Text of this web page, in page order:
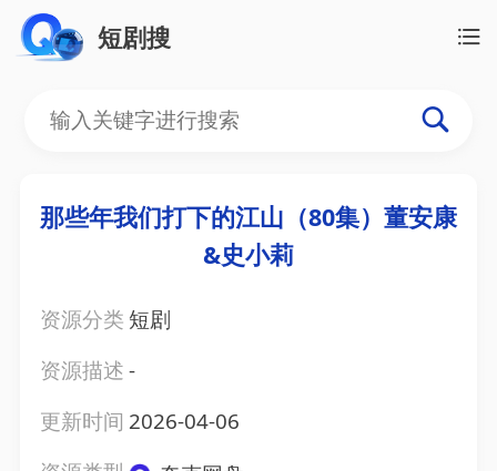
短剧搜
那些年我们打下的江山（80集）董安康
&史小莉
资源分类 短剧
资源描述-
更新时间 2026-04-06